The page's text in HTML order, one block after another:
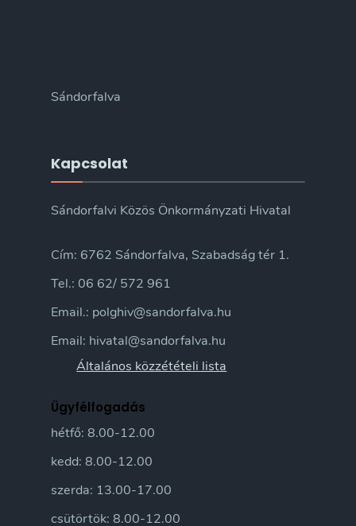
Sándorfalva
Kapcsolat
Sándorfalvi Közös Önkormányzati Hivatal
Cím: 6762 Sándorfalva, Szabadság tér 1.
Tel.: 06 62/ 572 961
Email.: polghiv@sandorfalva.hu
Email: hivatal@sandorfalva.hu
Általános közzétételi lista
Ügyfélfogadás
hétfő: 8.00-12.00
kedd: 8.00-12.00
szerda: 13.00-17.00
csütörtök: 8.00-12.00